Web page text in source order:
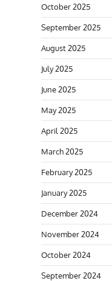
October 2025
September 2025
August 2025
July 2025
June 2025
May 2025
April 2025
March 2025
February 2025
January 2025
December 2024
November 2024
October 2024
September 2024